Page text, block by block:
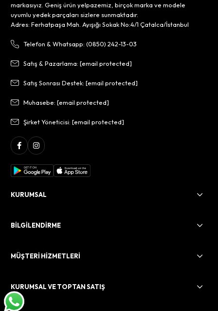
markasıyız. Geniş ürün yelpazemiz, birçok marka ve modele
uyumlu yedek parçaları sizlere sunmaktadır.
Adres: Ferhatpaşa Mah. Ayışığı Sokak No:4/1 Çatalca/İstanbul
Telefon & Whatsapp: (0850) 242-13-03
Satış & Pazarlama:[email protected]
Satış Sonrası Destek:[email protected]
Muhasebe:[email protected]
Şirket Yöneticisi:[email protected]
KURUMSAL
BİLGİLENDİRME
MÜŞTERİ HİZMETLERİ
KURUMSAL VE TOPTAN SATIŞ